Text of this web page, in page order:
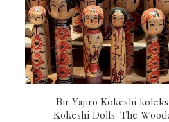
Bir Yajiro Kokeshi
Kokeshi Dolls: The